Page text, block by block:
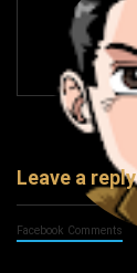
Leave a reply
Facebook Comments